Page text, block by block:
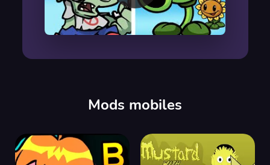
Mods mobiles